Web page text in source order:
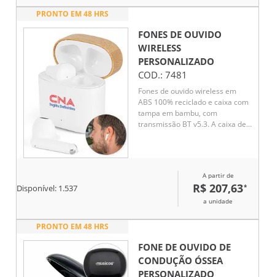
PRONTO EM 48 HRS
FONES DE OUVIDO
WIRELESS
PERSONALIZADO
COD.: 7481
Fones de ouvido wireless em
ABS 100% reciclado e caixa com
tampa em bambu, com
transmissão BT v5.3. A caixa de
uma única carga, oferecendo
uma autonomia, aproximada, de
5h. Permitem atender
a playlist do dispositivo móvel.
carregamento USB-C em TPE
100% reciclado.
Disponível: 1.537
A partir de
R$ 207,63*
a unidade
PRONTO EM 48 HRS
FONE DE OUVIDO DE
CONDUÇÃO ÓSSEA
PERSONALIZADO